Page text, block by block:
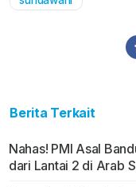
Berita Terkait
Nahas! PMI Asal
dari Lantai 2 di Arab